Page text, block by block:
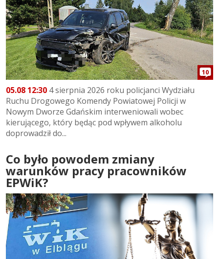
10
05.08 12:30 4 sierpnia 2026 roku policjanci Wydziału
Ruchu Drogowego Komendy Powiatowej Policji w
Nowym Dworze Gdańskim interweniowali wobec
kierującego, który będąc pod wpływem alkoholu
doprowadził do...
Co było powodem zmiany
warunków pracy pracowników
EPWiK?